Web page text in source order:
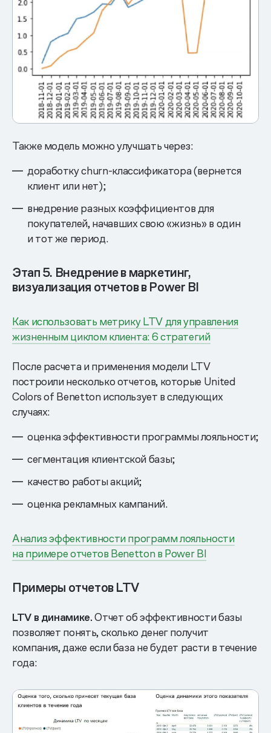
Также модель можно улучшать через:
доработку churn-классификатора (вернется
клиент или нет);
внедрение разных коэффициентов для
покупателей, начавших свою «жизнь» в один
и тот же период.
Этап 5. Внедрение в маркетинг,
визуализация отчетов в Power BI
Как использовать метрику LTV для управления
жизненным циклом клиента: 6 стратегий
После расчета и применения модели LTV
построили несколько отчетов, которые United
Colors of Benetton использует в следующих
случаях:
оценка эффективности программы лояльности;
сегментация клиентской базы;
качество работы акций;
оценка рекламных кампаний.
Анализ эффективности программ лояльности
на примере отчетов Benetton в Power BI
Примеры отчетов LTV
LTV в динамике.Отчет об эффективности базы
позволяет понять, сколько денег получит
компания, даже если база не будет расти в течение
года: